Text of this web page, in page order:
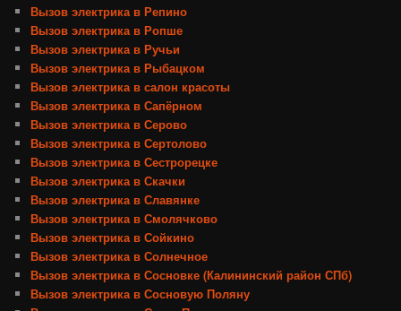
Вызов электрика в Репино
Вызов электрика в Ропше
Вызов электрика в Ручьи
Вызов электрика в Рыбацком
Вызов электрика в салон красоты
Вызов электрика в Сапёрном
Вызов электрика в Серово
Вызов электрика в Сертолово
Вызов электрика в Сестрорецке
Вызов электрика в Скачки
Вызов электрика в Славянке
Вызов электрика в Смолячково
Вызов электрика в Сойкино
Вызов электрика в Солнечное
Вызов электрика в Сосновке (Калининский район СПб)
Вызов электрика в Сосновую Поляну